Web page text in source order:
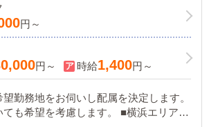
円～
円～ 時給1,400円～
勤務地をお伺いし配属を決定します。
望を考慮します。 ■横浜エリア：